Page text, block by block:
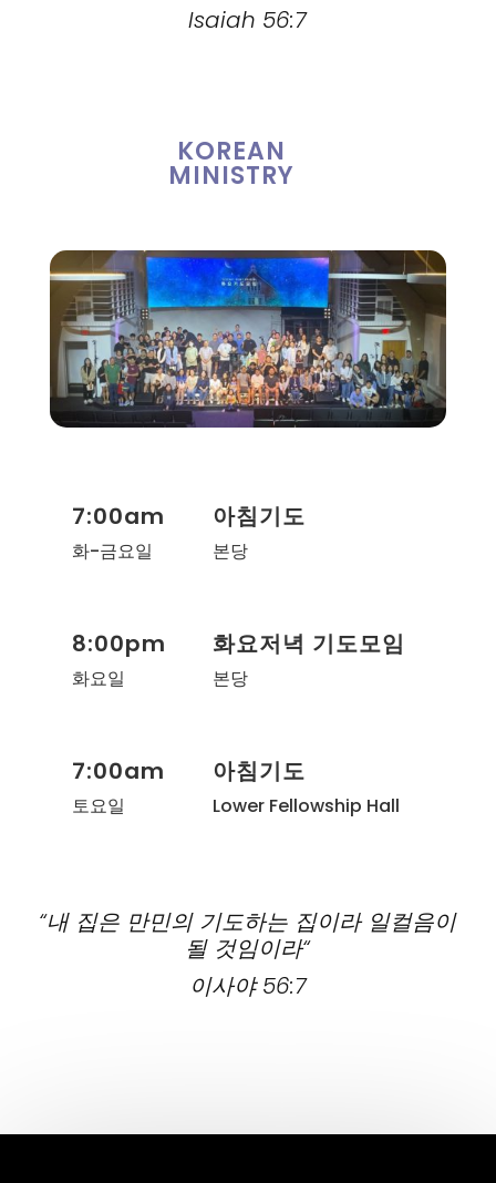
Isaiah 56:7
KOREAN
MINISTRY
7:00am 아침기도
화-금요일 본당
8:00pm 화요저녁 기도모임
화요일 본당
7:00am 아침기도
토요일 Lower Fellowship Hall
“내 집은 만민의 기도하는 집이라 일컬음이
될 것임이라“
이사야 56:7